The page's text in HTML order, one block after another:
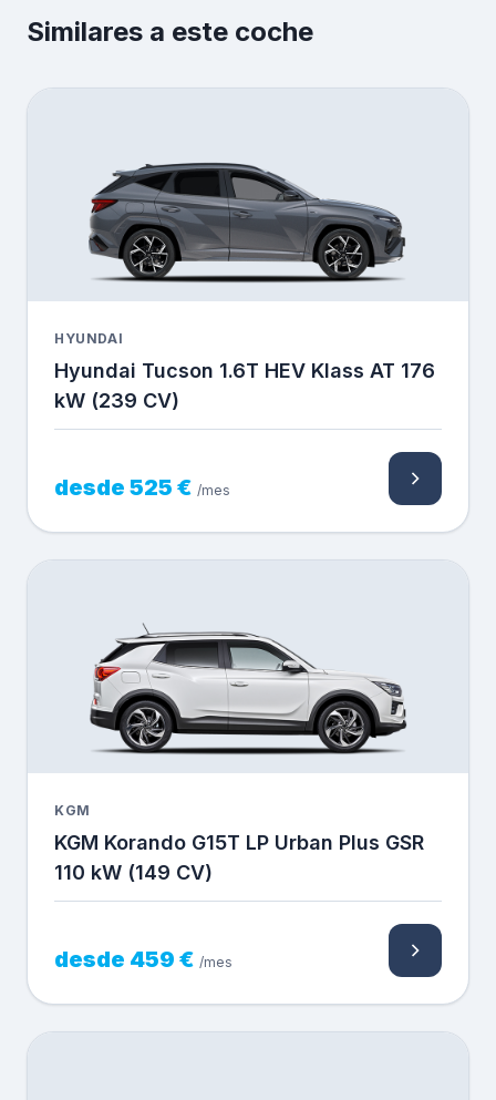
Similares a este coche
HYUNDAI
Hyundai Tucson 1.6T HEV Klass AT 176
kW (239 CV)
desde 525 € /mes
KGM
KGM Korando G15T LP Urban Plus GSR
110 kW (149 CV)
desde 459 € /mes